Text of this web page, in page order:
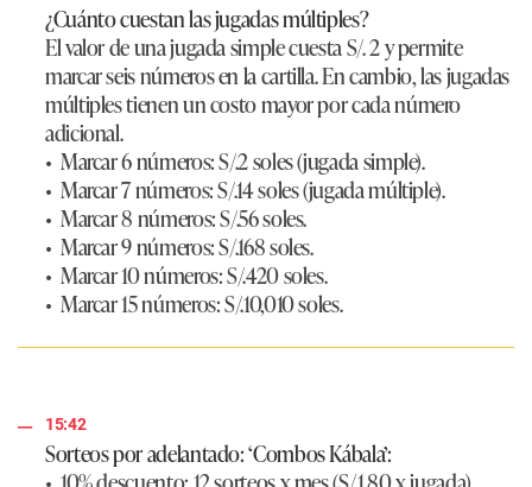
¿Cuánto cuestan las jugadas múltiples?
El valor de una jugada simple cuesta S/. 2 y permite
marcar seis números en la cartilla. En cambio, las jugadas
múltiples tienen un costo mayor por cada número
adicional.
• Marcar 6 números: S/.2 soles (jugada simple).
• Marcar 7 números: S/.14 soles (jugada múltiple).
• Marcar 8 números: S/.56 soles.
• Marcar 9 números: S/.168 soles.
• Marcar 10 números: S/.420 soles.
• Marcar 15 números: S/.10,010 soles.
15:42
Sorteos por adelantado: ‘Combos Kábala’:
• 10% descuento: 12 sorteos x mes (S/.1.80 x jugada).